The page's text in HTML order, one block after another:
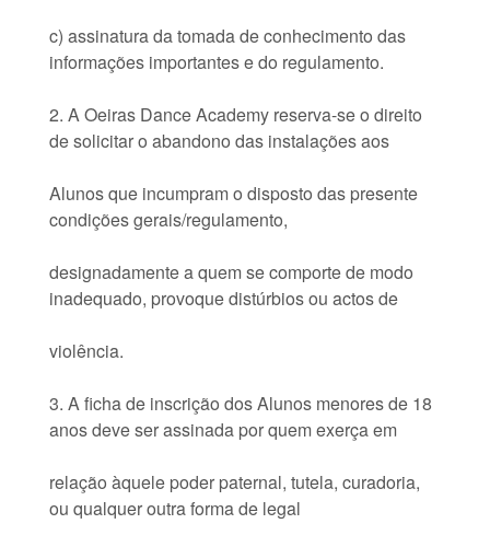
c) assinatura da tomada de conhecimento das
informações importantes e do regulamento.
2. A Oeiras Dance Academy reserva-se o direito
de solicitar o abandono das instalações aos
Alunos que incumpram o disposto das presente
condições gerais/regulamento,
designadamente a quem se comporte de modo
inadequado, provoque distúrbios ou actos de
violência.
3. A ficha de inscrição dos Alunos menores de 18
anos deve ser assinada por quem exerça em
relação àquele poder paternal, tutela, curadoria,
ou qualquer outra forma de legal